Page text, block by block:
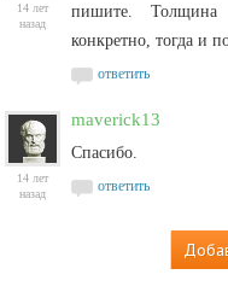
14 лет
назад
пишите.
конкретно, тогда и
ответить
14 лет
назад
maverick13
Спасибо.
ответить